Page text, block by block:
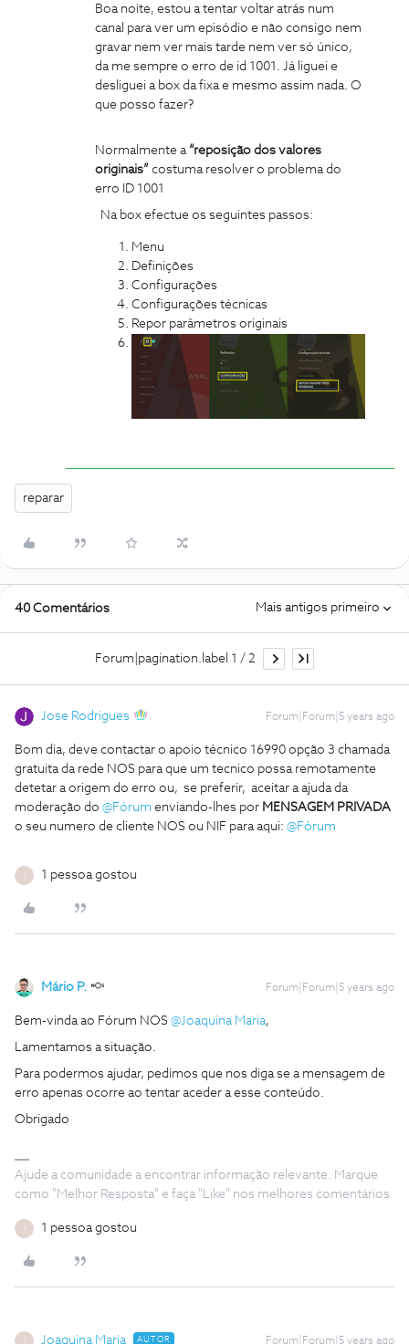
Boa noite, estou a tentar voltar atrás num
canal para ver um episódio e não consigo nem
gravar nem ver mais tarde nem ver só único,
da me sempre o erro de id 1001. Já liguei e
desliguei a box da fixa e mesmo assim nada. O
que posso fazer?
Normalmente a “reposição dos valores
originais” costuma resolver o problema do
erro ID 1001
Na box efectue os seguintes passos:
Menu
Definições
Configurações
Configurações técnicas
Repor parâmetros originais
reparar
40 Comentários Mais antigos primeiro
Forum|pagination.label 1 / 2
Jose Rodrigues Forum|Forum|5 years ago
Bom dia, deve contactar o apoio técnico 16990 opção 3 chamada
gratuita da rede NOS para que um tecnico possa remotamente
detetar a origem do erro ou, se preferir, aceitar a ajuda da
moderação do @Fórum enviando-lhes por MENSAGEM PRIVADA
o seu numero de cliente NOS ou NIF para aqui: @Fórum
J 1 pessoa gostou
Mário P. Forum|Forum|5 years ago
Bem-vinda ao Fórum NOS @Joaquina Maria,
Lamentamos a situação.
Para podermos ajudar, pedimos que nos diga se a mensagem de
erro apenas ocorre ao tentar aceder a esse conteúdo.
Obrigado
Ajude a comunidade a encontrar informação relevante. Marque
como "Melhor Resposta" e faça "Like" nos melhores comentários.
J 1 pessoa gostou
J Joaquina Maria AUTOR Forum|Forum|5 years ago